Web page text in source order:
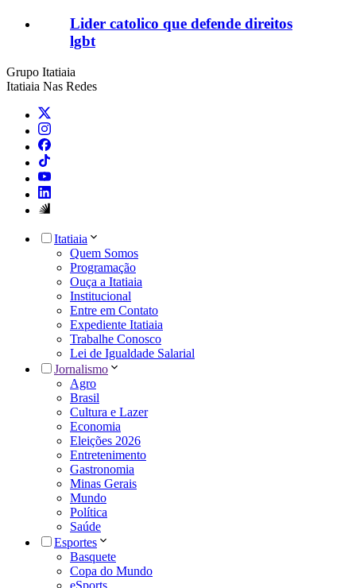
Lider catolico que defende direitos
lgbt
Grupo Itatiaia
Itatiaia Nas Redes
Itatiaia
Quem Somos
Programação
Ouça a Itatiaia
Institucional
Entre em Contato
Expediente Itatiaia
Trabalhe Conosco
Lei de Igualdade Salarial
Jornalismo
Agro
Brasil
Cultura e Lazer
Economia
Eleições 2026
Entretenimento
Gastronomia
Minas Gerais
Mundo
Política
Saúde
Esportes
Basquete
Copa do Mundo